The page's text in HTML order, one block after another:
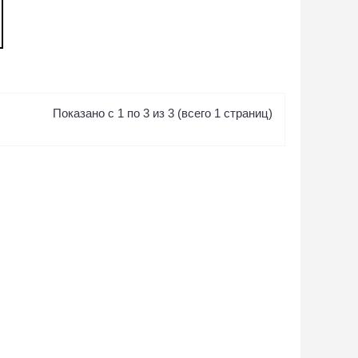
Показано с 1 по 3 из 3 (всего 1 страниц)